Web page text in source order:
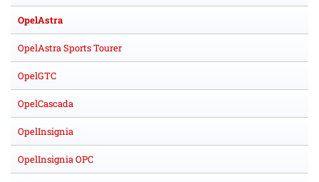
OpelAstra
OpelAstra Sports Tourer
OpelGTC
OpelCascada
OpelInsignia
OpelInsignia OPC